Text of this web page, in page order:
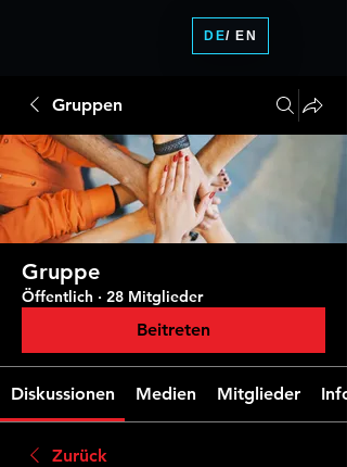
Gruppen
Gruppe
Öffentlich · 28 Mitglieder
Beitreten
Diskussionen Medien Mitglieder Info
Zurück
DE/ EN